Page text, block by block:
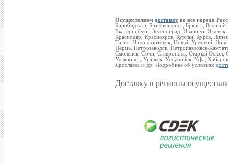
Осуществляем доставку во все города
Биробиджан, Благовещенск, Брянск,
Екатеринбург, Зеленоград, Иваново,
Краснодар, Красноярск, Курган, Курск,
Тагил, Нижневартовск, Новый Уренгой,
Пермь, Петрозаводск, Петропавловск-
Смоленск, Сочи, Ставрополь, Старый Оскол,
Ульяновск, Уральск, Уссурийск, Уфа,
Ярославль и др. Подробнее об условиях
Доставку в регионы